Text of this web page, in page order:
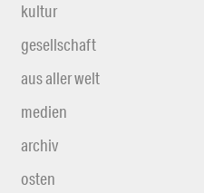
kultur
gesellschaft
aus aller welt
medien
archiv
osten